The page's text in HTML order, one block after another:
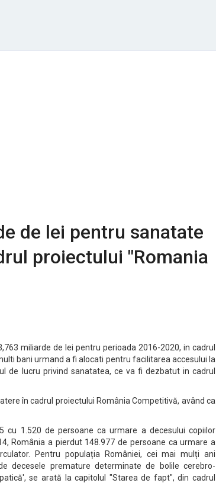
de lei pentru sanatate
proiectului "Romania
miliarde de lei pentru perioada 2016-2020, in cadrul
bani urmand a fi alocati pentru facilitarea accesului la
de lucru privind sanatatea, ce va fi dezbatut in cadrul
în cadrul proiectului România Competitivă, având ca
cu 1.520 de persoane ca urmare a decesului copiilor
România a pierdut 148.977 de persoane ca urmare a
Pentru populația României, cei mai mulți ani
decesele premature determinate de bolile cerebro-
se arată la capitolul "Starea de fapt", din cadrul